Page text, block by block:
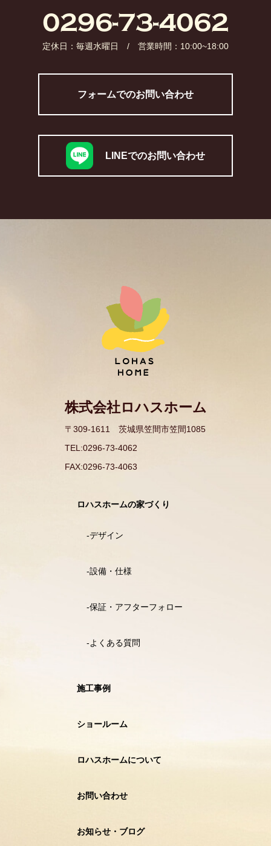
0296-73-4062​
定休日：毎週水曜日 / 営業時間：10:00~18:00​
フォームでのお問い合わせ
LINEでのお問い合わせ
株式会社ロハスホーム
〒309-1611 茨城県笠間市笠間1085​
TEL:0296-73-4062
FAX:0296-73-4063​
ロハスホームの家づくり
デザイン
設備・仕様
保証・アフターフォロー
よくある質問
施工事例
ショールーム
ロハスホームについて
お問い合わせ
お知らせ・ブログ